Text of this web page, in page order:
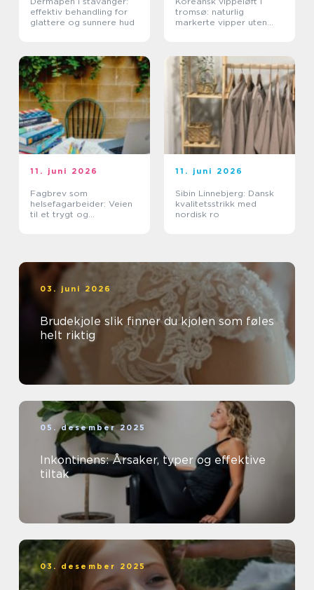
effektiv behandling for
glattere og sunnere hud
tromsø: naturlig
markerte vipper uten
11. juni 2026
Fagbrev som
helsefagarbeider: Veien
til et trygt og
11. juni 2026
Sibin Linnebjerg: Dansk
kvalitetsstrikk med
nordisk ro
03. juni 2026
Brudekjole slik finner du kjolen som føles
helt riktig
05. desember 2025
Inkontinens: Årsaker, typer og effektive
tiltak
03. desember 2025